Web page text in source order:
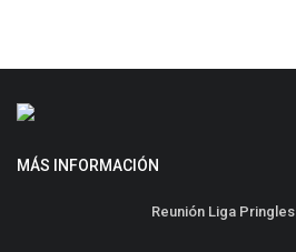
MÁS INFORMACIÓN
Reunión Liga Pringles